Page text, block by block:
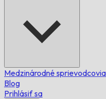
Medzinárodné
Blog
Prihlásiť sa